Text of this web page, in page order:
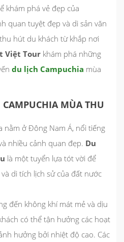
khám phá vẻ đẹp của
quan tuyệt đẹp và di sản văn
hút du khách từ khắp nơi
Việt Tour khám phá những
du lịch Campuchia mùa
MÙA THU
nằm ở Đông Nam Á, nổi tiếng
nhiều cảnh quan đẹp. Du
là một tuyển lựa tót vời để
di tích lịch sử của đất nước
đến không khí mát mẻ và dịu
có thể tận hưởng các hoạt
hưởng bởi nhiệt độ cao. Các